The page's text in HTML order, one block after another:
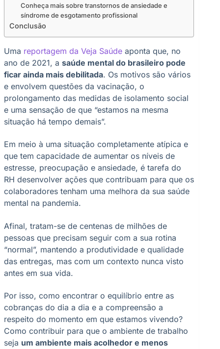
Conheça mais sobre transtornos de ansiedade e
síndrome de esgotamento profissional
Conclusão
Uma reportagem da Veja Saúde aponta que, no
ano de 2021, a saúde mental do brasileiro pode
ficar ainda mais debilitada. Os motivos são vários
e envolvem questões da vacinação, o
prolongamento das medidas de isolamento social
e uma sensação de que “estamos na mesma
situação há tempo demais”.
Em meio à uma situação completamente atípica e
que tem capacidade de aumentar os níveis de
estresse, preocupação e ansiedade, é tarefa do
RH desenvolver ações que contribuam para que os
colaboradores tenham uma melhora da sua saúde
mental na pandemia.
Afinal, tratam-se de centenas de milhões de
pessoas que precisam seguir com a sua rotina
“normal”, mantendo a produtividade e qualidade
das entregas, mas com um contexto nunca visto
antes em sua vida.
Por isso, como encontrar o equilíbrio entre as
cobranças do dia a dia e a compreensão a
respeito do momento em que estamos vivendo?
Como contribuir para que o ambiente de trabalho
seja um ambiente mais acolhedor e menos